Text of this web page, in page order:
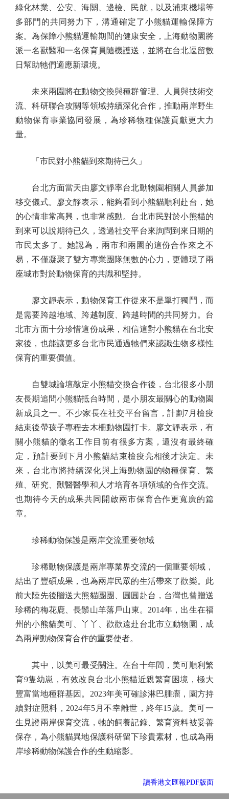
綠化林業、公安、海關、邊檢、民航，以及浦東機場等
多部門的共同努力下，溝通確定了小熊貓運輸保障方
案。為保障小熊貓運輸期間的健康安全，上海動物園將
派一名獸醫和一名保育員隨機護送，並將在台北逗留數
日幫助牠們適應新環境。
未來兩園將在動物交換與種群管理、人員與技術交
流、科研聯合攻關等領域持續深化合作，推動兩岸野生
動物保育事業協同發展，為珍稀物種保護貢獻更大力
量。
「市民對小熊貓到來期待已久」
台北方面當天由廖文靜率台北動物園相關人員參加
移交儀式。廖文靜表示，能夠看到小熊貓順利赴台，她
的心情非常高興，也非常感動。台北市民對於小熊貓的
到來可以說期待已久，透過社交平台來詢問到來日期的
市民太多了。她認為，兩市和兩園的這份合作來之不
易，不僅凝聚了雙方專業團隊無數的心力，更體現了兩
座城市對於動物保育的共識和堅持。
廖文靜表示，動物保育工作從來不是單打獨鬥，而
是需要跨越地域、跨越制度、跨越時間的共同努力。台
北市方面十分珍惜這份成果，相信這對小熊貓在台北安
家後，也能讓更多台北市民通過牠們來認識生物多樣性
保育的重要價值。
自雙城論壇敲定小熊貓交換合作後，台北很多小朋
友長期追問小熊貓抵台時間，是小朋友最關心的動物園
新成員之一。不少家長在社交平台留言，計劃7月檢疫
結束後帶孩子專程去木柵動物園打卡。廖文靜表示，有
關小熊貓的徵名工作目前有很多方案，還沒有最終確
定，預計要到下月小熊貓結束檢疫亮相後才決定。未
來，台北市將持續深化與上海動物園的物種保育、繁
殖、研究、獸醫醫學和人才培育各項領域的合作交流。
也期待今天的成果共同開啟兩市保育合作更寬廣的篇
章。
珍稀動物保護是兩岸交流重要領域
珍稀動物保護是兩岸專業界交流的一個重要領域，
結出了豐碩成果，也為兩岸民眾的生活帶來了歡樂。此
前大陸先後贈送大熊貓團團、圓圓赴台，台灣也曾贈送
珍稀的梅花鹿、長鬃山羊落戶山東。2014年，出生在福
州的小熊貓美可、丫丫、歡歡遠赴台北市立動物園，成
為兩岸動物保育合作的重要使者。
其中，以美可最受關注。在台十年間，美可順利繁
育9隻幼崽，有效改良台北小熊貓近親繁育困境，極大
豐富當地種群基因。2023年美可確診淋巴腫瘤，園方持
續對症照料，2024年5月不幸離世，終年15歲。美可一
生見證兩岸保育交流，牠的飼養記錄、繁育資料被妥善
保存，為小熊貓異地保護科研留下珍貴素材，也成為兩
岸珍稀動物保護合作的生動縮影。
讀香港文匯報PDF版面